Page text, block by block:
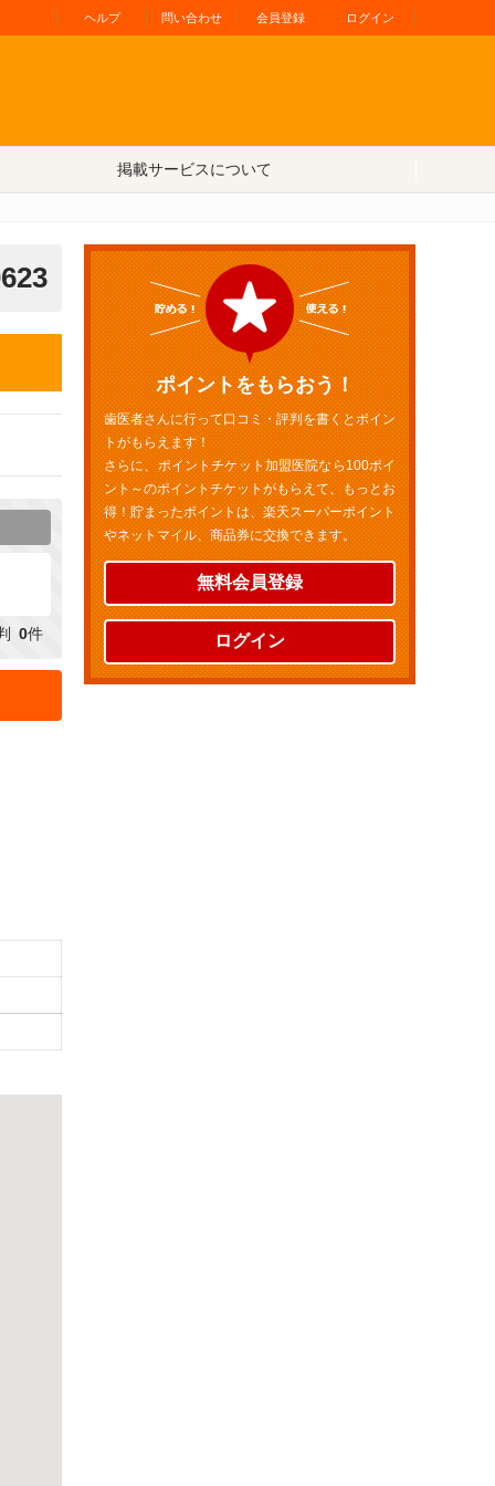
ヘルプ 問い合わせ 会員登録 ログイン
掲載サービスについて
0件
ポイントをもらおう！
歯医者さんに行って口コミ・評判を書くとポイン
トがもらえます！
さらに、ポイントチケット加盟医院なら100ポイ
ント～のポイントチケットがもらえて、もっとお
得！貯まったポイントは、楽天スーパーポイント
やネットマイル、商品券に交換できます。
無料会員登録
ログイン